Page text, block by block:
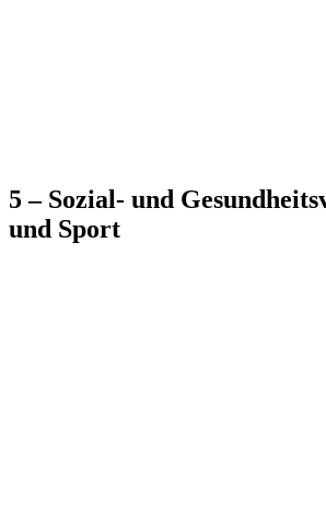
5 – Sozial- und
und Sport